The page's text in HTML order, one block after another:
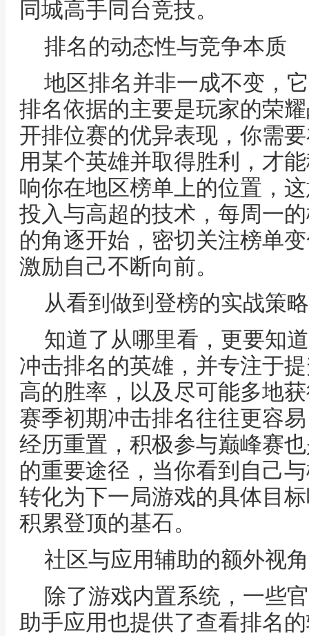
同城高手同台竞技。
排名的动态性与竞争本质
地区排名并非一成不变，
排名依据的主要是玩家的荣
开排位赛的优异表现，你需
用某个英雄并取得胜利，才
响你在地区榜单上的位置，
投入与高超的技术，每周一
的角逐开始，密切关注榜单
激励自己不断向前。
从看到做到登榜的实战策略
知道了从哪里看，更要知
冲击排名的英雄，并专注于
高的胜率，以及尽可能多地
赛季初期冲击排名往往更容
经历重置，积极参与巅峰赛
的重要途径，当你看到自己
转化为下一局游戏的具体目
积累登顶的基石。
社区与应用辅助的额外视角
除了游戏内置系统，一些
助手应用也提供了查看排名